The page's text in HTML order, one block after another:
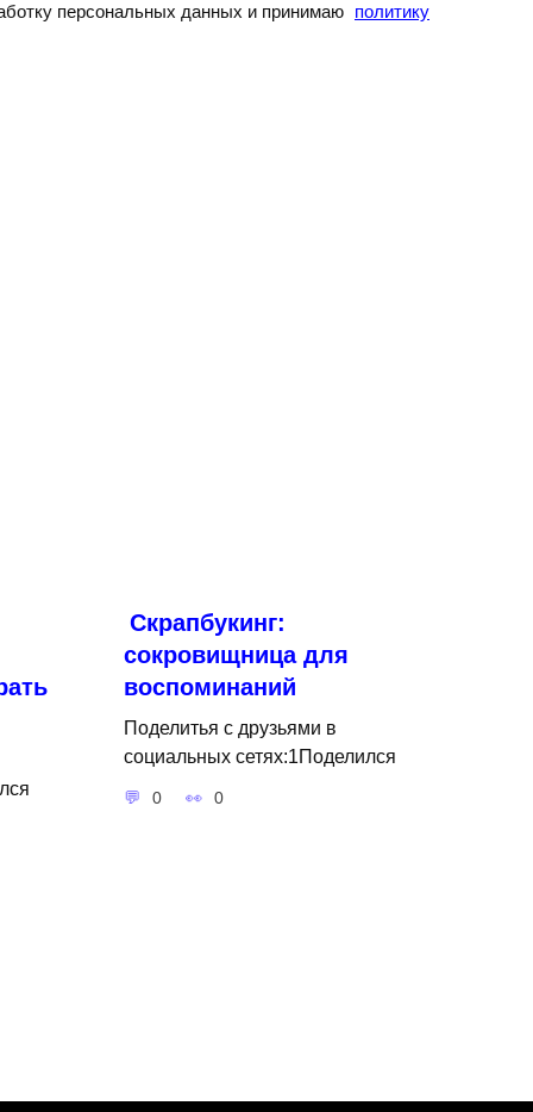
персональных данных и принимаю политику
Cкрапбукинг:
сокровищница для
воспоминаний
Поделитья с друзьями в
социальных сетях:1Поделился
0 0